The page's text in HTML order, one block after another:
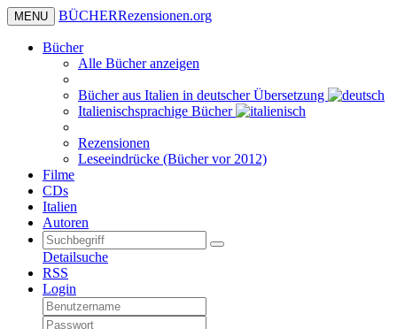
MENU BÜCHERRezensionen.org
Bücher
Alle Bücher anzeigen
Bücher aus Italien in deutscher Übersetzung
Italienischsprachige Bücher
Rezensionen
Leseeindrücke (Bücher vor 2012)
Filme
CDs
Italien
Autoren
Detailsuche
RSS
Login